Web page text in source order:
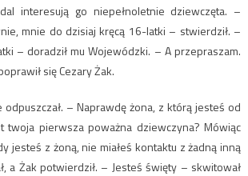
interesują go niepełnoletnie dziewczęta. –
mnie do dzisiaj kręcą 16-latki – stwierdził. –
– doradził mu Wojewódzki. – A przepraszam.
się Cezary Żak.
– Naprawdę żona, z którą jesteś od
twoja pierwsza poważna dziewczyna? Mówiąc
jesteś z żoną, nie miałeś kontaktu z żadną inną
a Żak potwierdził. – Jesteś święty – skwitował